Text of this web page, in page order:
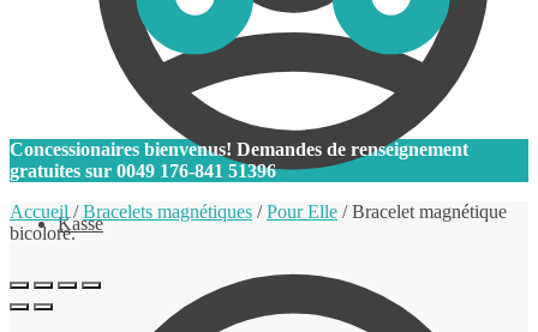
Kasse
Concessionaires bienvenus! Demandes de renseignement
gratuites sur 0049 176-841 51396
Accueil /Bracelets magnétiques /Pour Elle /Bracelet magnétique
bicolore.